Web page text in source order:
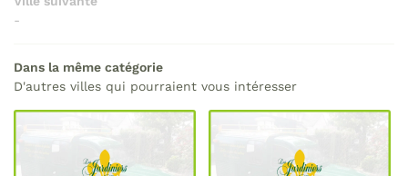
-
Dans la même catégorie
D'autres villes qui pourraient vous intéresser